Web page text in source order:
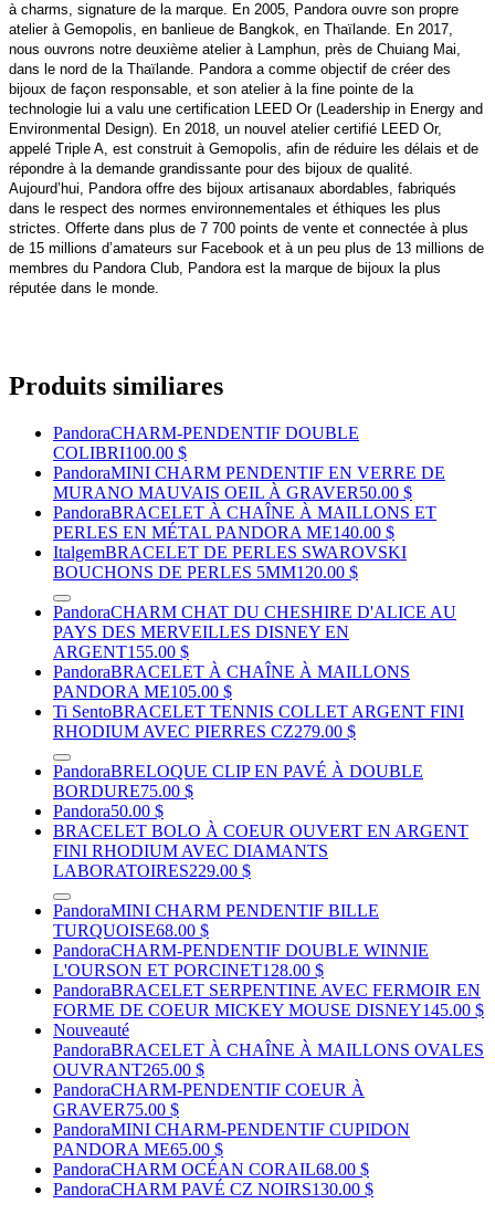
à charms, signature de la marque. En 2005, Pandora ouvre son propre
atelier à Gemopolis, en banlieue de Bangkok, en Thaïlande. En 2017,
nous ouvrons notre deuxième atelier à Lamphun, près de Chuiang Mai,
dans le nord de la Thaïlande. Pandora a comme objectif de créer des
bijoux de façon responsable, et son atelier à la fine pointe de la
technologie lui a valu une certification LEED Or (Leadership in Energy and
Environmental Design). En 2018, un nouvel atelier certifié LEED Or,
appelé Triple A, est construit à Gemopolis, afin de réduire les délais et de
répondre à la demande grandissante pour des bijoux de qualité.
Aujourd’hui, Pandora offre des bijoux artisanaux abordables, fabriqués
dans le respect des normes environnementales et éthiques les plus
strictes. Offerte dans plus de 7 700 points de vente et connectée à plus
de 15 millions d’amateurs sur Facebook et à un peu plus de 13 millions de
membres du Pandora Club, Pandora est la marque de bijoux la plus
réputée dans le monde.
Produits similiares
PandoraCHARM-PENDENTIF DOUBLE
COLIBRI100.00 $
PandoraMINI CHARM PENDENTIF EN VERRE DE
MURANO MAUVAIS OEIL À GRAVER50.00 $
PandoraBRACELET À CHAÎNE À MAILLONS ET
PERLES EN MÉTAL PANDORA ME140.00 $
ItalgemBRACELET DE PERLES SWAROVSKI
BOUCHONS DE PERLES 5MM120.00 $
PandoraCHARM CHAT DU CHESHIRE D'ALICE AU
PAYS DES MERVEILLES DISNEY EN
ARGENT155.00 $
PandoraBRACELET À CHAÎNE À MAILLONS
PANDORA ME105.00 $
Ti SentoBRACELET TENNIS COLLET ARGENT FINI
RHODIUM AVEC PIERRES CZ279.00 $
PandoraBRELOQUE CLIP EN PAVÉ À DOUBLE
BORDURE75.00 $
Pandora50.00 $
BRACELET BOLO À COEUR OUVERT EN ARGENT
FINI RHODIUM AVEC DIAMANTS
LABORATOIRES229.00 $
PandoraMINI CHARM PENDENTIF BILLE
TURQUOISE68.00 $
PandoraCHARM-PENDENTIF DOUBLE WINNIE
L'OURSON ET PORCINET128.00 $
PandoraBRACELET SERPENTINE AVEC FERMOIR EN
FORME DE COEUR MICKEY MOUSE DISNEY145.00 $
Nouveauté
PandoraBRACELET À CHAÎNE À MAILLONS OVALES
OUVRANT265.00 $
PandoraCHARM-PENDENTIF COEUR À
GRAVER75.00 $
PandoraMINI CHARM-PENDENTIF CUPIDON
PANDORA ME65.00 $
PandoraCHARM OCÉAN CORAIL68.00 $
PandoraCHARM PAVÉ CZ NOIRS130.00 $